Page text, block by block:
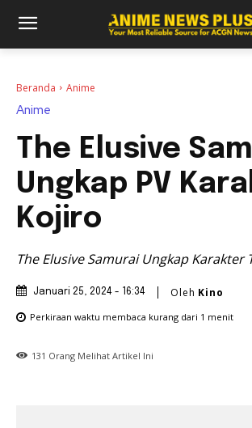
Beranda Anime
Anime
The Elusive
Ungkap PV
Kojiro
The Elusive Samurai Ungkap Karakter
Januari 25, 2024 - 16:34 Oleh Kino
Perkiraan waktu membaca kurang dari 1 menit
131 Orang Melihat Artikel Ini